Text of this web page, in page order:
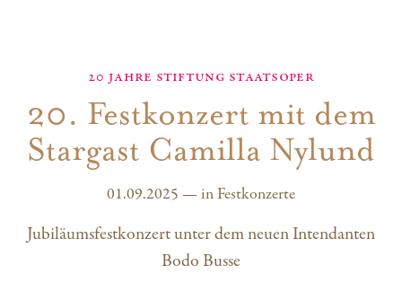
20 Jahre Stiftung Staatsoper
20. Festkonzert mit dem
Stargast Camilla Nylund
01.09.2025 —in Festkonzerte
Jubiläumsfestkonzert unter dem neuen Intendanten
Bodo Busse